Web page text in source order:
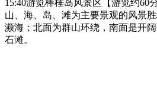
15:40游览棒棰岛风景区【游览约60
山、海、岛、滩为主要景观的风景
濒海；北面为群山环绕，南面是开
石滩。